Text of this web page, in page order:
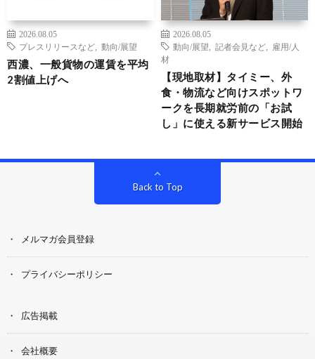
2026.08.05
プレスリリースなど
動向/展望
西濃、一般貨物の運賃を平均
2割値上げへ
2026.08.05
動向/展望
記者会見など
雇用/人
材
【現地取材】タイミー、外
食・物流など向けスポットワ
ークを長期就労前の「お試
し」に使える新サービス開始
Back to Top
メルマガ会員登録
プライバシーポリシー
広告掲載
会社概要